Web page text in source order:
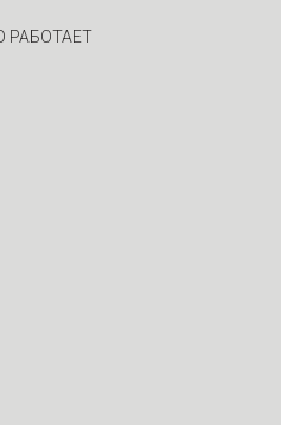
РАБОТАЕТ